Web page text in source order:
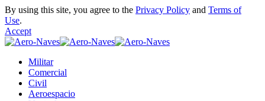
By using this site, you agree to the Privacy Policy and Terms of
Use.
Accept
Militar
Comercial
Civil
Aeroespacio